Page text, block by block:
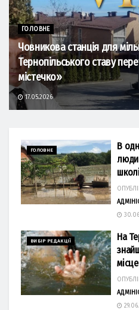
ГОЛОВНЕ
Човникова станція для
Тернопільського ставу
містечко»
17.05.2026
ГОЛОВНЕ
В
люди
ВИБІР РЕДАКЦІЇ
На